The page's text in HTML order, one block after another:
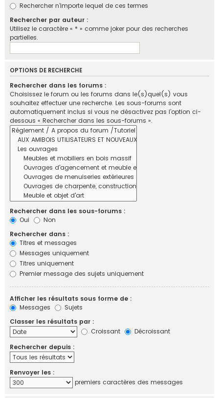
Rechercher n’importe lequel de ces termes
Rechercher par auteur :
Utilisez le caractère « * » comme joker pour des recherches
partielles.
OPTIONS DE RECHERCHE
Rechercher dans les forums :
Choisissez le forum ou les forums dans le(s)quel(s) vous
souhaitez effectuer une recherche. Les sous-forums sont
automatiquement inclus si vous ne désactivez pas l’option ci-
dessous « Rechercher dans les sous-forums ».
Rechercher dans les sous-forums :
Oui
Non
Rechercher dans :
Titres et messages
Messages uniquement
Titres uniquement
Premier message des sujets uniquement
Afficher les résultats sous forme de :
Messages
Sujets
Classer les résultats par :
Croissant
Décroissant
Rechercher depuis :
Renvoyer les :
premiers caractères des messages